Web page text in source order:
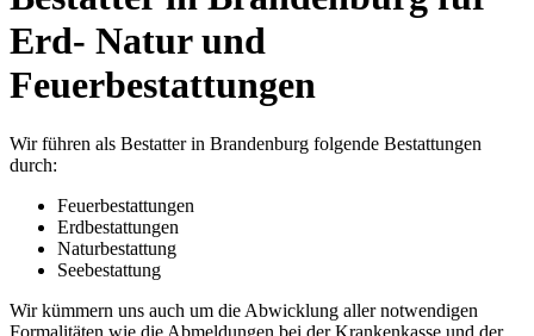
Erd- Natur und
Feuerbestattungen
Wir führen als Bestatter in Brandenburg folgende Bestattungen
durch:
Feuerbestattungen
Erdbestattungen
Naturbestattung
Seebestattung
Wir kümmern uns auch um die Abwicklung aller notwendigen
Formalitäten wie die Abmeldungen bei der Krankenkasse und der